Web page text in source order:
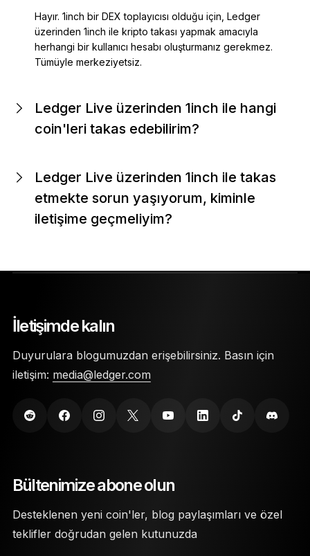
Hayır. 1inch bir DEX toplayıcısı olduğu için, Ledger
üzerinden 1inch ile kripto takası yapmak amacıyla
herhangi bir kullanıcı hesabı oluşturmanız gerekmez.
Tümüyle merkeziyetsiz.
Ledger Live üzerinden 1inch ile hangi
coin'leri takas edebilirim?
Ledger Live üzerinden 1inch ile takas
etmekte sorun yaşıyorum, kiminle
iletişime geçmeliyim?
İletişimde kalın
Duyurulara blogumuzdan erişebilirsiniz. Basın için
iletişim: media@ledger.com
Bültenimize abone olun
Desteklenen yeni coin'ler, blog paylaşımları ve özel
teklifler doğrudan gelen kutunuzda